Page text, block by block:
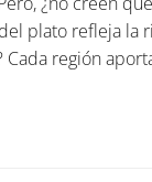
plato refleja la
Cada región